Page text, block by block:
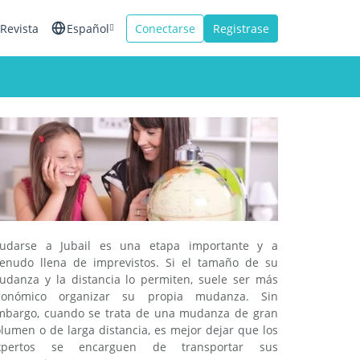
Revista Español
Italiano
Conectarse Registrase
a Jubail es una etapa importante y a
llena de imprevistos. Si el tamaño de su
y la distancia lo permiten, suele ser más
organizar su propia mudanza. Sin
cuando se trata de una mudanza de gran
o de larga distancia, es mejor dejar que los
se encarguen de transportar sus